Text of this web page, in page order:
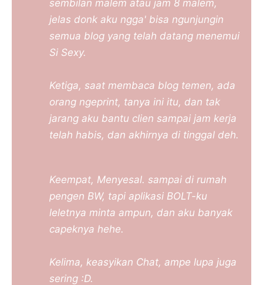
sembilan malem atau jam 8 malem,
jelas donk aku ngga' bisa ngunjungin
semua blog yang telah datang menemui
Si Sexy.
Ketiga, saat membaca blog temen, ada
orang ngeprint, tanya ini itu, dan tak
jarang aku bantu clien sampai jam kerja
telah habis, dan akhirnya di tinggal deh.
Keempat, Menyesal. sampai di rumah
pengen BW, tapi aplikasi BOLT-ku
leletnya minta ampun, dan aku banyak
capeknya hehe.
Kelima, keasyikan Chat, ampe lupa juga
sering :D.